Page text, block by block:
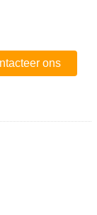
ons